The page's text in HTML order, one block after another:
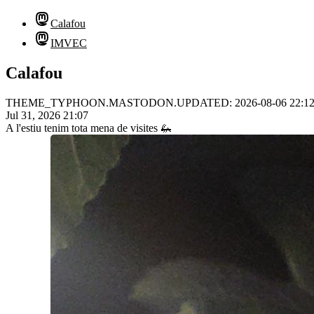
Calafou
IMVEC
Calafou
THEME_TYPHOON.MASTODON.UPDATED: 2026-08-06 22:12
Jul 31, 2026 21:07
A l'estiu tenim tota mena de visites 🦗